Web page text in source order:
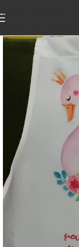
Skip to navigation
Skip to main content